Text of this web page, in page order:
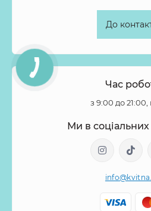
До
Час
з 9:00 до
Ми в